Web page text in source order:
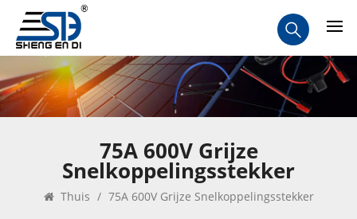
75A 600V Grijze
Snelkoppelingsstekker
Thuis / 75A 600V Grijze Snelkoppelingsstekker